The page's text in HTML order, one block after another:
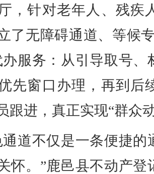
，针对老年人、残疾
了无障碍通道、等候
办服务：从引导取号、
先窗口办理，再到后
跟进，真正实现“群众
不仅是一条便捷的
怀。”鹿邑县不动产登